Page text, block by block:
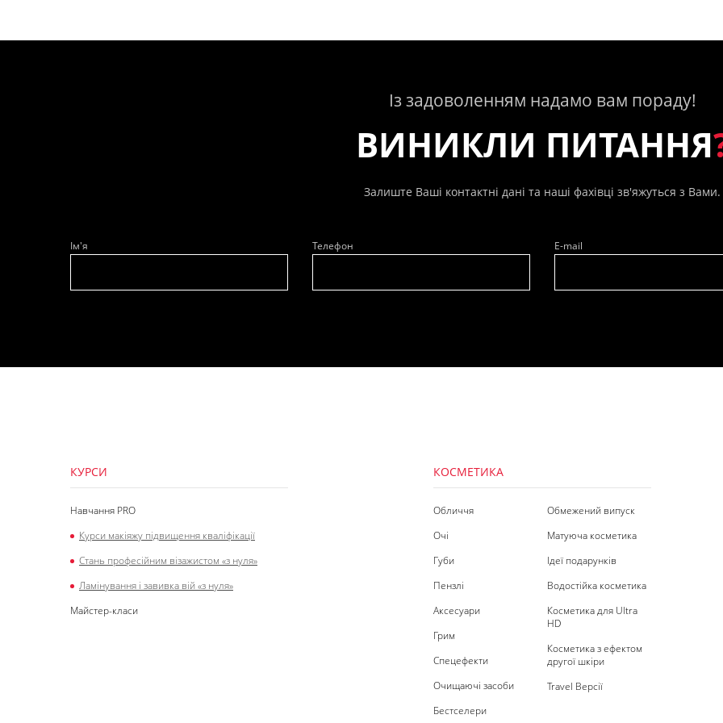
Із задоволенням надамо вам пораду!
ВИНИКЛИ ПИТАННЯ
Залиште Ваші контактні дані та наші фахівці зв'яжуться з Вами.
Ім'я Телефон
E-mail
КУРСИ
Навчання PRO
Курси макіяжу підвищення кваліфікації
Стань професійним візажистом «з нуля»
Ламінування і завивка вій «з нуля»
Майстер-класи
КОСМЕТИКА
Обличчя
Очі
Губи
Пензлі
Аксесуари
Грим
Спецефекти
Очищаючі засоби
Бестселери
Обмежений випуск
Матуюча косметика
Ідеї подарунків
Водостійка косметика
Косметика для Ultra
HD
Косметика з ефектом
другої шкіри
Travel Версії